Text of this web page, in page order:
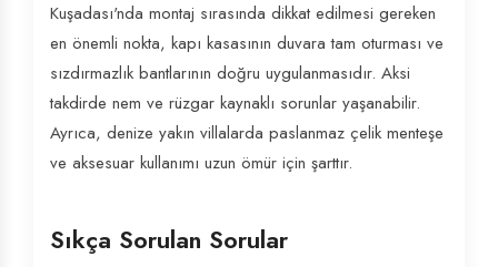
Kuşadası'nda montaj sırasında dikkat edilmesi gereken
en önemli nokta, kapı kasasının duvara tam oturması ve
sızdırmazlık bantlarının doğru uygulanmasıdır. Aksi
takdirde nem ve rüzgar kaynaklı sorunlar yaşanabilir.
Ayrıca, denize yakın villalarda paslanmaz çelik menteşe
ve aksesuar kullanımı uzun ömür için şarttır.
Sıkça Sorulan Sorular